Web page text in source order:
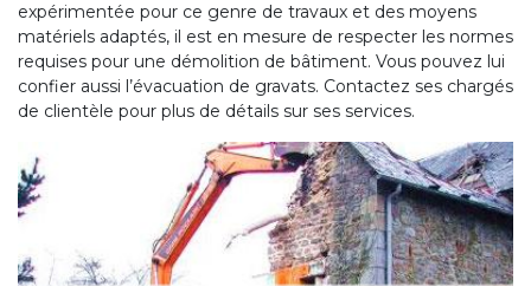
expérimentée pour ce genre de travaux et des moyens
matériels adaptés, il est en mesure de respecter les normes
requises pour une démolition de bâtiment. Vous pouvez lui
confier aussi l’évacuation de gravats. Contactez ses chargés
de clientèle pour plus de détails sur ses services.